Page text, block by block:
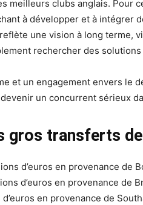
meilleurs clubs anglais. Pour
à développer et à intégrer
une vision à long terme,
rechercher des solutions
et un engagement envers le
un concurrent sérieux
gros transferts de
d’euros en provenance de
d’euros en provenance de
en provenance de